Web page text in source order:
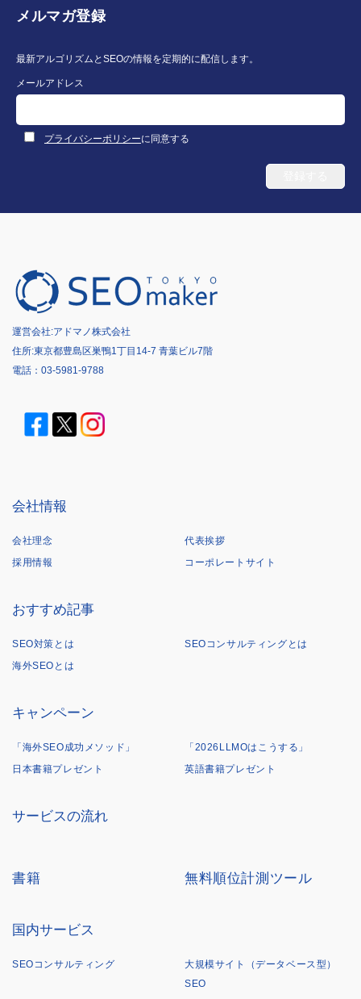
メルマガ登録
最新アルゴリズムとSEOの情報を定期的に配信します。
メールアドレス
プライバシーポリシーに同意する
運営会社:アドマノ株式会社
住所:東京都豊島区巣鴨1丁目14-7 青葉ビル7階
電話： 03-5981-9788
会社情報
会社理念
代表挨拶
採用情報
コーポレートサイト
おすすめ記事
SEO対策とは
SEOコンサルティングとは
海外SEOとは
キャンペーン
「海外SEO成功メソッド」
「2026LLMOはこうする」
日本書籍プレゼント
英語書籍プレゼント
サービスの流れ
書籍 無料順位計測ツール
国内サービス
SEOコンサルティング
大規模サイト（データベース型）
SEO